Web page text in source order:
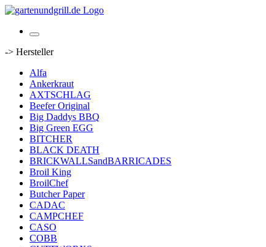
-> Hersteller
Alfa
Ankerkraut
AXTSCHLAG
Beefer Original
Big Daddys BBQ
Big Green EGG
BITCHER
BLACK DEATH
BRICKWALLSandBARRICADES
Broil King
BroilChef
Butcher Paper
CADAC
CAMPCHEF
CASO
COBB